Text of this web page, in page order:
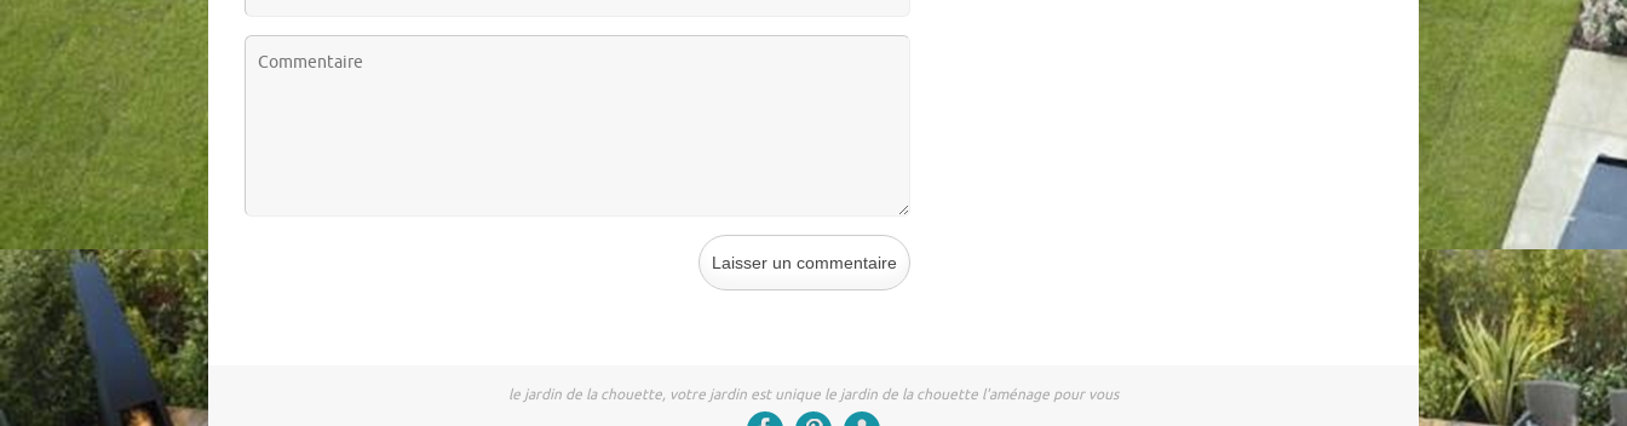
le jardin de la chouette, votre jardin est unique le jardin de la chouette l'aménage pour vous